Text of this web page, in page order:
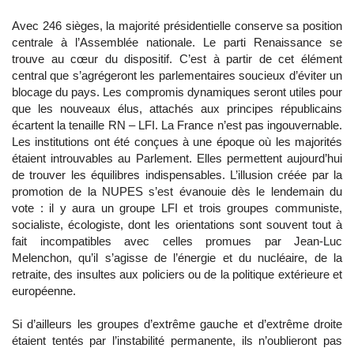
Avec 246 sièges, la majorité présidentielle conserve sa position
centrale à l’Assemblée nationale. Le parti Renaissance se
trouve au cœur du dispositif. C’est à partir de cet élément
central que s’agrégeront les parlementaires soucieux d’éviter un
blocage du pays. Les compromis dynamiques seront utiles pour
que les nouveaux élus, attachés aux principes républicains
écartent la tenaille RN – LFI. La France n’est pas ingouvernable.
Les institutions ont été conçues à une époque où les majorités
étaient introuvables au Parlement. Elles permettent aujourd’hui
de trouver les équilibres indispensables. L’illusion créée par la
promotion de la NUPES s’est évanouie dès le lendemain du
vote : il y aura un groupe LFI et trois groupes communiste,
socialiste, écologiste, dont les orientations sont souvent tout à
fait incompatibles avec celles promues par Jean-Luc
Melenchon, qu’il s’agisse de l’énergie et du nucléaire, de la
retraite, des insultes aux policiers ou de la politique extérieure et
européenne.
Si d’ailleurs les groupes d’extrême gauche et d’extrême droite
étaient tentés par l’instabilité permanente, ils n’oublieront pas